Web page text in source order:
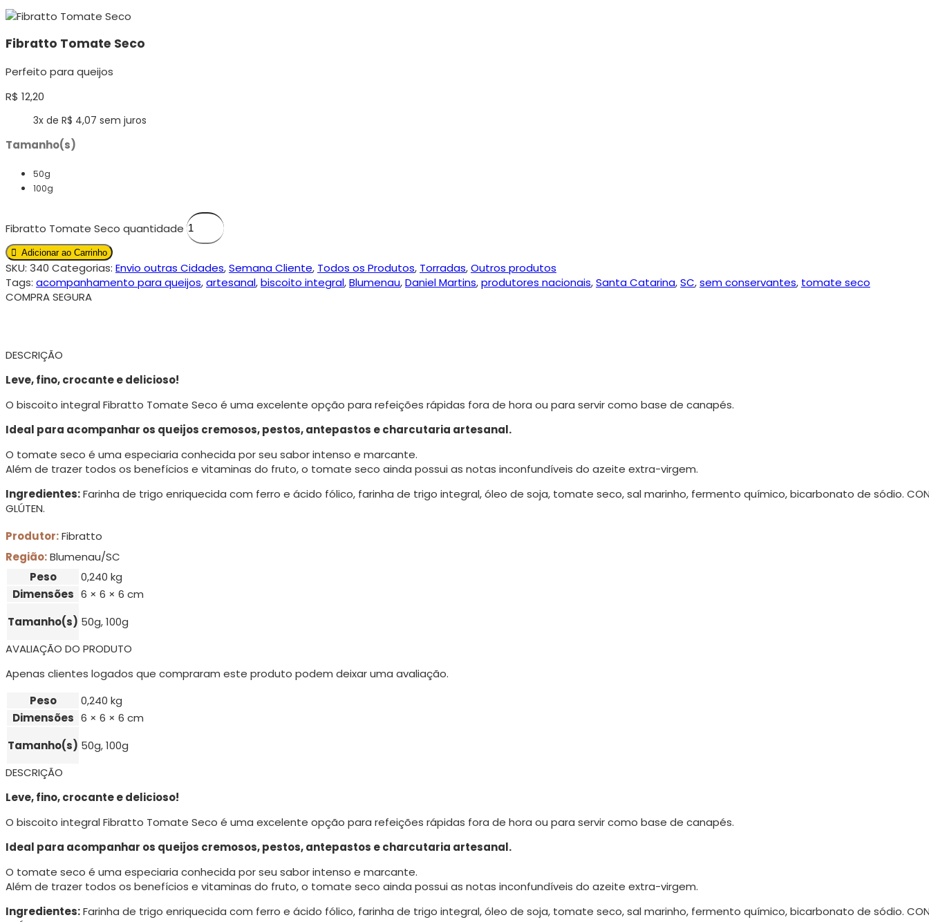
Fibratto Tomate Seco
Perfeito para queijos
R$ 12,20
3x de R$ 4,07 sem juros
Tamanho(s)
50g
100g
Fibratto Tomate Seco quantidade
Adicionar ao Carrinho
SKU: 340 Categorias: Envio outras Cidades,Semana Cliente, Todos os Produtos, Torradas,Outros produtos
Tags: acompanhamento para queijos,artesanal,biscoito integral,Blumenau,Daniel Martins,produtores nacionais,Santa Catarina,SC,sem conservantes, tomate seco
COMPRA SEGURA
DESCRIÇÃO
Leve, fino, crocante e delicioso!
O biscoito integral Fibratto Tomate Seco é uma excelente opção para refeições rápidas fora de hora ou para servir como base de canapés.
Ideal para acompanhar os queijos cremosos, pestos, antepastos e charcutaria artesanal.
O tomate seco é uma especiaria conhecida por seu sabor intenso e marcante.
Além de trazer todos os benefícios e vitaminas do fruto, o tomate seco ainda possui as notas inconfundíveis do azeite extra-virgem.
Ingredientes:Farinha de trigo enriquecida com ferro e ácido fólico, farinha de trigo integral, óleo de soja, tomate seco, sal marinho, fermento químico, bicarbonato de sódio.
GLÚTEN.
Produtor:Fibratto
Região:Blumenau/SC
Peso
0,240 kg
Dimensões 6 × 6 × 6 cm
Tamanho(s) 50g, 100g
AVALIAÇÃO DO PRODUTO
Apenas clientes logados que compraram este produto podem deixar uma avaliação.
Peso
0,240 kg
Dimensões 6 × 6 × 6 cm
Tamanho(s) 50g, 100g
DESCRIÇÃO
Leve, fino, crocante e delicioso!
O biscoito integral Fibratto Tomate Seco é uma excelente opção para refeições rápidas fora de hora ou para servir como base de canapés.
Ideal para acompanhar os queijos cremosos, pestos, antepastos e charcutaria artesanal.
O tomate seco é uma especiaria conhecida por seu sabor intenso e marcante.
Além de trazer todos os benefícios e vitaminas do fruto, o tomate seco ainda possui as notas inconfundíveis do azeite extra-virgem.
Ingredientes:Farinha de trigo enriquecida com ferro e ácido fólico, farinha de trigo integral, óleo de soja, tomate seco, sal marinho, fermento químico, bicarbonato de sódio.